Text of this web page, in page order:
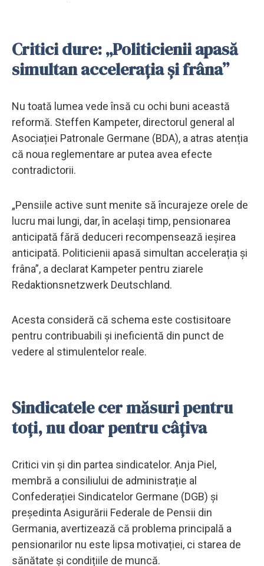
Critici dure: „Politicienii apasă
simultan accelerația și frâna”
Nu toată lumea vede însă cu ochi buni această
reformă. Steffen Kampeter, directorul general al
Asociației Patronale Germane (BDA), a atras atenția
că noua reglementare ar putea avea efecte
contradictorii.
„Pensiile active sunt menite să încurajeze orele de
lucru mai lungi, dar, în același timp, pensionarea
anticipată fără deduceri recompensează ieșirea
anticipată. Politicienii apasă simultan accelerația și
frâna”, a declarat Kampeter pentru ziarele
Redaktionsnetzwerk Deutschland.
Acesta consideră că schema este costisitoare
pentru contribuabili și ineficientă din punct de
vedere al stimulentelor reale.
Sindicatele cer măsuri pentru
toți, nu doar pentru câțiva
Critici vin și din partea sindicatelor. Anja Piel,
membră a consiliului de administrație al
Confederației Sindicatelor Germane (DGB) și
președinta Asigurării Federale de Pensii din
Germania, avertizează că problema principală a
pensionarilor nu este lipsa motivației, ci starea de
sănătate și condițiile de muncă.